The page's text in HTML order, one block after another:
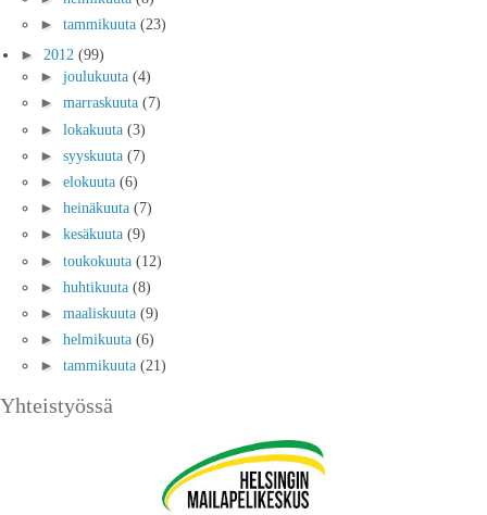
► tammikuuta (23)
► 2012 (99)
► joulukuuta (4)
► marraskuuta (7)
► lokakuuta (3)
► syyskuuta (7)
► elokuuta (6)
► heinäkuuta (7)
► kesäkuuta (9)
► toukokuuta (12)
► huhtikuuta (8)
► maaliskuuta (9)
► helmikuuta (6)
► tammikuuta (21)
Yhteistyössä